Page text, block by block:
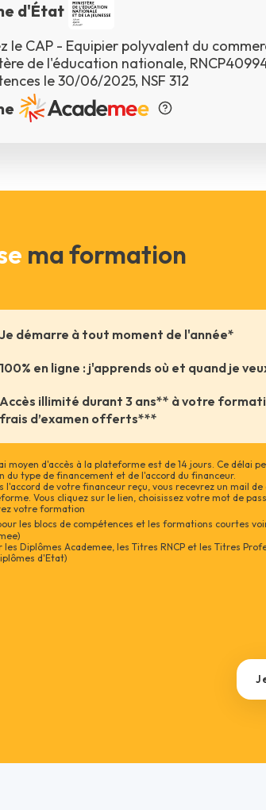
d'État
le CAP - Equipier polyvalent du
de l'éducation nationale,
le 30/06/2025, NSF 312
ma formation
Je démarre à tout moment de l'année*
100% en ligne : j'apprends où et quand je
Accès illimité durant 3 ans** à votre
frais d’examen offerts***
moyen d'accès à la plateforme est de 14 jours. Ce délai
du type de financement et de l'accord du financeur.
l'accord de votre financeur reçu, vous recevrez un mail de
Vous cliquez sur le lien, choisissez votre mot de
votre formation
les blocs de compétences et les formations courtes
les Diplômes Academee, les Titres RNCP et les Titres
d'Etat)